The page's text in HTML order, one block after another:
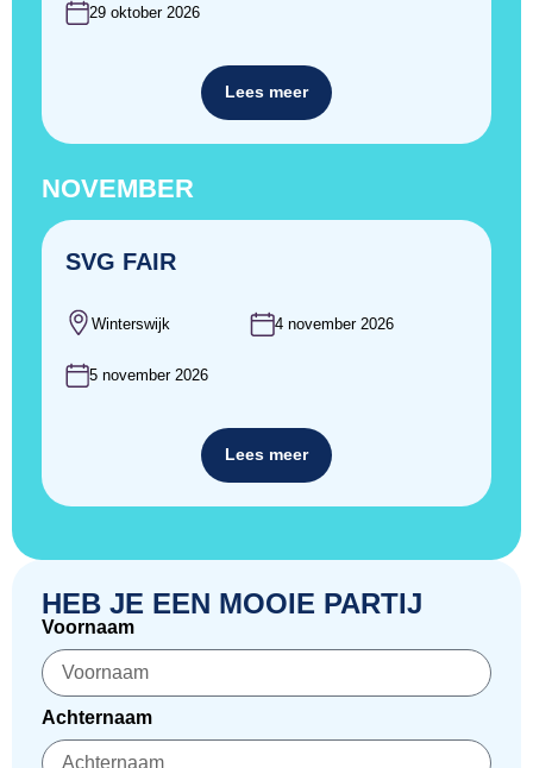
29 oktober 2026
Lees meer
NOVEMBER
SVG FAIR
Winterswijk 4 november 2026
5 november 2026
Lees meer
HEB JE EEN MOOIE PARTIJ
Voornaam
Achternaam